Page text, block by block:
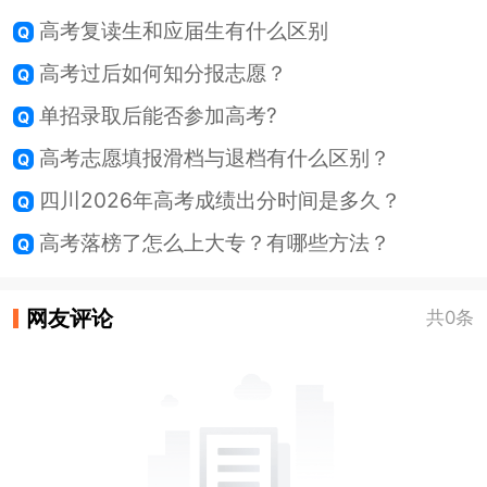
高考复读生和应届生有什么区别
高考过后如何知分报志愿？
单招录取后能否参加高考?
高考志愿填报滑档与退档有什么区别？
四川2026年高考成绩出分时间是多久？
高考落榜了怎么上大专？有哪些方法？
网友评论 共0条